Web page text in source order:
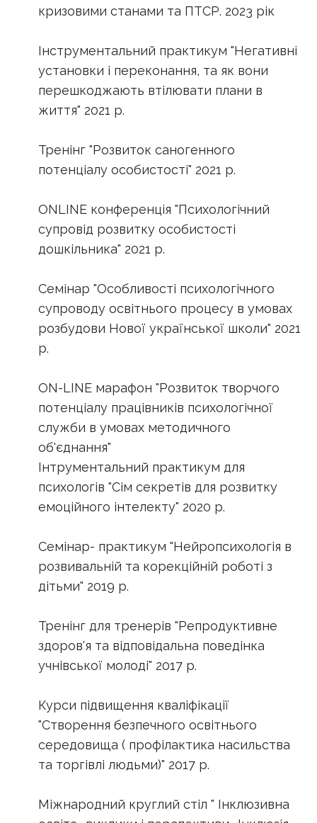
кризовими станами та ПТСР. 2023 рік
Інструментальний практикум "Негативні
установки і переконання, та як вони
перешкоджають втілювати плани в
життя" 2021 р.
Тренінг "Розвиток саногенного
потенціалу особистості" 2021 р.
ONLINE конференція "Психологічний
супровід розвитку особистості
дошкільника" 2021 р.
Семінар "Особливості психологічного
супроводу освітнього процесу в умовах
розбудови Нової української школи" 2021
р.
ON-LINE марафон "Розвиток творчого
потенціалу працівників психологічної
служби в умовах методичного
об'єднання"
Інтрументальний практикум для
психологів "Сім секретів для розвитку
емоційного інтелекту" 2020 р.
Семінар- практикум "Нейропсихологія в
розвивальній та корекційній роботі з
дітьми" 2019 р.
Тренінг для тренерів "Репродуктивне
здоров'я та відповідальна поведінка
учнівської молоді" 2017 р.
Курси підвищення кваліфікації
"Створення безпечного освітнього
середовища ( профілактика насильства
та торгівлі людьми)" 2017 р.
Міжнародний круглий стіл " Інклюзивна